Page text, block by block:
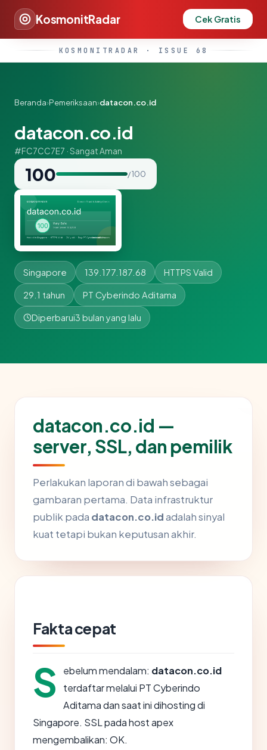
KosmonitRadar Cek Gratis
KOSMONITRADAR · ISSUE 68
Beranda›Pemeriksaan›datacon.co.id
datacon.co.id
#FC7CC7E7 · Sangat Aman
100 / 100
Singapore 139.177.187.68 HTTPS Valid
29.1 tahun PT Cyberindo Aditama
Diperbarui3 bulan yang lalu
datacon.co.id —
server, SSL, dan pemilik
Perlakukan laporan di bawah sebagai
gambaran pertama. Data infrastruktur
publik pada datacon.co.idadalah sinyal
kuat tetapi bukan keputusan akhir.
Fakta cepat
S ebelum mendalam: datacon.co.id
terdaftar melalui PT Cyberindo
Aditama dan saat ini dihosting di
Singapore. SSL pada host apex
mengembalikan: OK.